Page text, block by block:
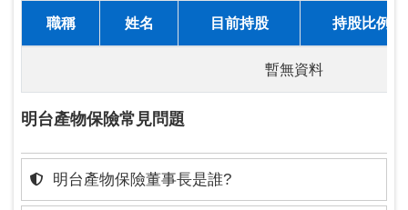
職稱 姓名 目前持股 持股比例
暫無資料
明台產物保險常見問題
明台產物保險董事長是誰?